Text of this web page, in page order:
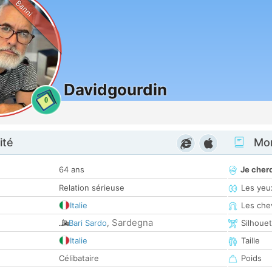
0
Banni
Davidgourdin
64 ans
Relation sérieuse
Italie
Bari Sardo, Sardegna
Italie
Célibataire
Je
Les
Les
Taille
Poids